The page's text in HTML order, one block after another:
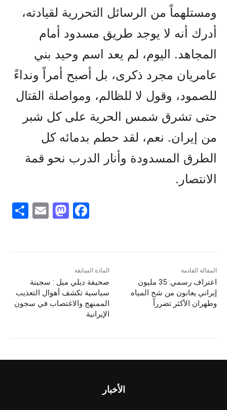
ومستلهماً من الرسائل التحررية لقيادته،
أدرك أنه لا يوجد طريق مسدود أمام
المجاهد. اليوم، لم يعد اسم وحيد بني
عامريان مجرد ذكرى، بل أصبح أمراً ونداءً
للصمود، وقول لا للظالم، ومواصلة القتال
حتى تشرق شمس الحرية على كل شبر
من إيران. نعم، لقد حطم بدمائه كل
الطرق المسدودة وأنار الدرب نحو قمة
الانتصار.
F
b
o
o
M
o
n
E
المادة السابقة
صحيفة ديلي ميل : سجينة
سياسية تكشف أهوال التعذيب
الممنهج والاغتصاب في سجون
الإيرانية
المقالة القادمة
اعتراف رسمي: 35 مليون
إيراني يعانون من شح المياه
وطهران الأكثر تضرراً
الأخبار